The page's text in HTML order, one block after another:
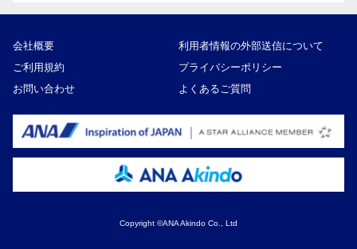
会社概要
利用者情報の外部送信について
ご利用規約
プライバシーポリシー
お問い合わせ
よくあるご質問
Copyright ©ANA Akindo Co., Ltd